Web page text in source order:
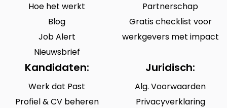
Hoe het werkt
Blog
Job Alert
Nieuwsbrief
Partnerschap
Gratis checklist voor
werkgevers met impact
Kandidaten:
Werk dat Past
Profiel & CV beheren
Juridisch:
Alg. Voorwaarden
Privacyverklaring